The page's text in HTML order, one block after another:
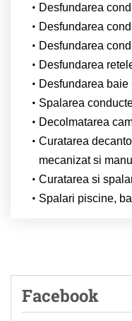
Desfundarea
Desfundarea
Desfundarea
Desfundarea
Desfundarea
Spalarea
Decolmatarea
Curatarea
mecanizat si
Curatarea si
Spalari piscine,
Facebook